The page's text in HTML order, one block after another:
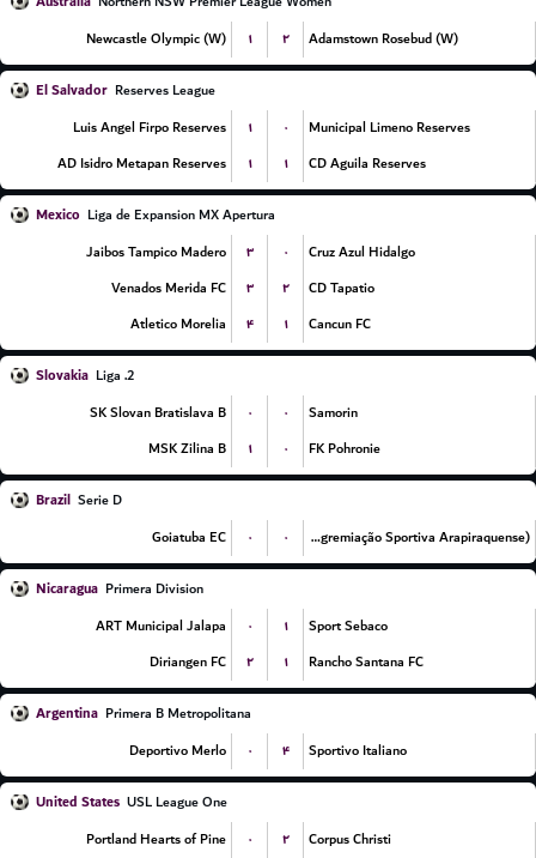
Newcastle Olympic (W)
۱ ۲ Adamstown Rosebud (W)
El Salvador Reserves League
Luis Angel Firpo Reserves
۱ ۰
Municipal Limeno Reserves
AD Isidro Metapan Reserves
۱ ۱ CD Aguila Reserves
Mexico Liga de Expansion MX Apertura
Jaibos Tampico Madero
۳ ۰
Cruz Azul Hidalgo
Venados Merida FC
۳ ۲
CD Tapatio
Atletico Morelia
۴ ۱ Cancun FC
Slovakia
2. Liga
SK Slovan Bratislava B
۰ ۰
Samorin
MSK Zilina B
۱ ۰ FK Pohronie
Brazil Serie D
Goiatuba EC
۰ ۰ ASA (Agremiação Sportiva Arapiraquense)
Nicaragua Primera Division
ART Municipal Jalapa
۰ ۱
Sport Sebaco
Diriangen FC
۲ ۱ Rancho Santana FC
Argentina Primera B Metropolitana
Deportivo Merlo
۰ ۴ Sportivo Italiano
United States USL League One
Portland Hearts of Pine
۰ ۲
Corpus Christi